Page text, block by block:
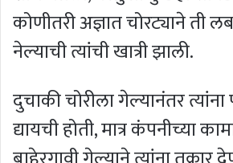
कोणीतरी अज्ञात चोरट्याने ती
नेल्याची त्यांची खात्री झाली.
दुचाकी चोरीला गेल्यानंतर त्यांना
द्यायची होती, मात्र कंपनीच्या